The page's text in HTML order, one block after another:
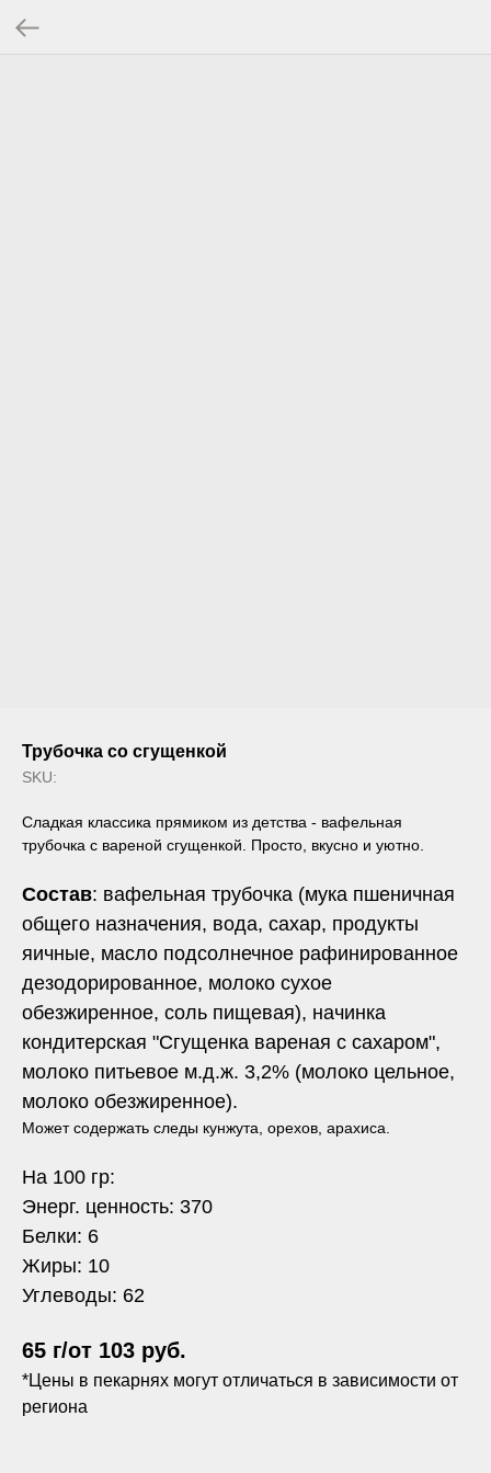
Трубочка со сгущенкой
SKU:
Сладкая классика прямиком из детства - вафельная
трубочка с вареной сгущенкой. Просто, вкусно и уютно.
Состав: вафельная трубочка (мука пшеничная
общего назначения, вода, сахар, продукты
яичные, масло подсолнечное рафинированное
дезодорированное, молоко сухое
обезжиренное, соль пищевая), начинка
кондитерская "Сгущенка вареная с сахаром",
молоко питьевое м.д.ж. 3,2% (молоко цельное,
молоко обезжиренное).
Может содержать следы кунжута, орехов, арахиса.
На 100 гр:
Энерг. ценность: 370
Белки: 6
Жиры: 10
Углеводы: 62
65 г/от 103 руб.
*Цены в пекарнях могут отличаться в зависимости от
региона